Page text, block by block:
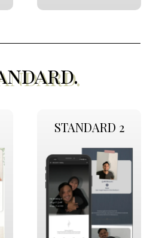
STANDARD 2